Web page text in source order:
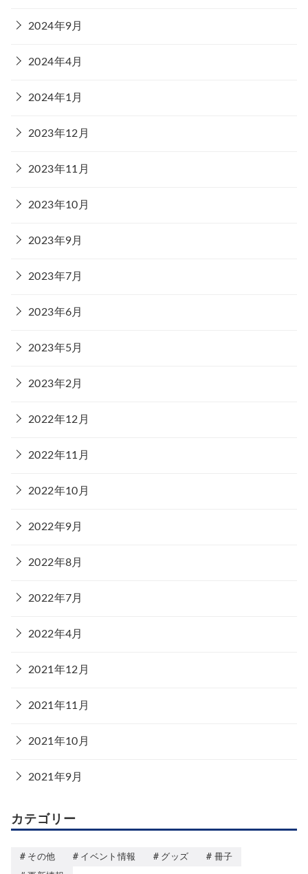
2024年9月
2024年4月
2024年1月
2023年12月
2023年11月
2023年10月
2023年9月
2023年7月
2023年6月
2023年5月
2023年2月
2022年12月
2022年11月
2022年10月
2022年9月
2022年8月
2022年7月
2022年4月
2021年12月
2021年11月
2021年10月
2021年9月
カテゴリー
その他 イベント情報 グッズ 冊子